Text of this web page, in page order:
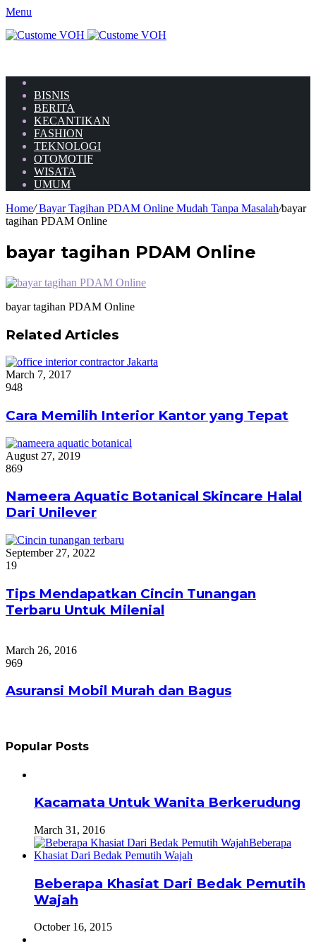
Menu
BISNIS
BERITA
KECANTIKAN
FASHION
TEKNOLOGI
OTOMOTIF
WISATA
UMUM
Home/Bayar Tagihan PDAM Online Mudah Tanpa Masalah/bayar
tagihan PDAM Online
bayar tagihan PDAM Online
bayar tagihan PDAM Online
Related Articles
March 7, 2017
948
Cara Memilih Interior Kantor yang Tepat
August 27, 2019
869
Nameera Aquatic Botanical Skincare Halal
Dari Unilever
September 27, 2022
19
Tips Mendapatkan Cincin Tunangan
Terbaru Untuk Milenial
March 26, 2016
969
Asuransi Mobil Murah dan Bagus
Popular Posts
Kacamata Untuk Wanita Berkerudung
March 31, 2016
Beberapa Khasiat Dari Bedak Pemutih
Wajah
October 16, 2015